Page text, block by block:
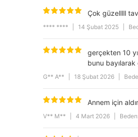
Category
Product Features
Drop
Collar
Yıkama Talimatı
Model Ölçüleri
Pattern
Çok güzelllll
**** **** 14 Şubat 2025
gerçekten 10
bunu
G** A** 18 Şubat 2026
Annem için
V** M** 4 Mart 2026